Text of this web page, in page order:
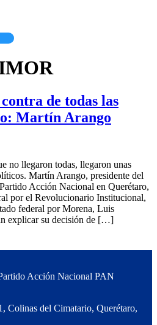
de todas las
Martín Arango
no llegaron todas, llegaron unas
Martín Arango, presidente del
Acción Nacional en Querétaro,
por el Revolucionario Institucional,
federal por Morena, Luis
explicar su decisión de […]
Acción Nacional PAN
Colinas del Cimatario, Querétaro,